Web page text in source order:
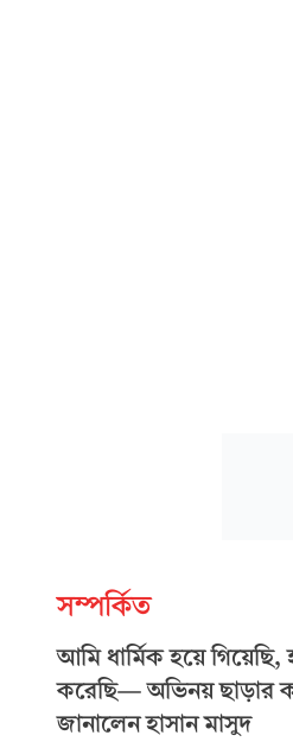
সম্পর্কিত
আমি ধার্মিক হয়ে
করেছি— অভিনয় ছাড়ার
জানালেন হাসান মাসুদ